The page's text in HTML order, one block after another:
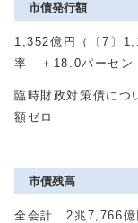
市債発行額
1,352億円（〔7〕
率 ＋18.0パーセン
臨時財政対策債につ
額ゼロ
市債残高
全会計 2兆7,766